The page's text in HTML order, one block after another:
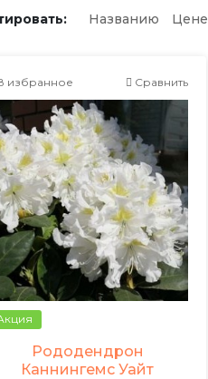
Названию Цене
избранное Сравнить
Рододендрон
Каннингемс Уайт